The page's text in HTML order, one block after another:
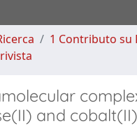
1 Contributo su
and